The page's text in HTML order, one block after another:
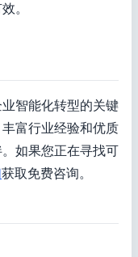
。
业智能化转型的关键
富行业经验和优质
如果您正在寻找可
获取免费咨询。